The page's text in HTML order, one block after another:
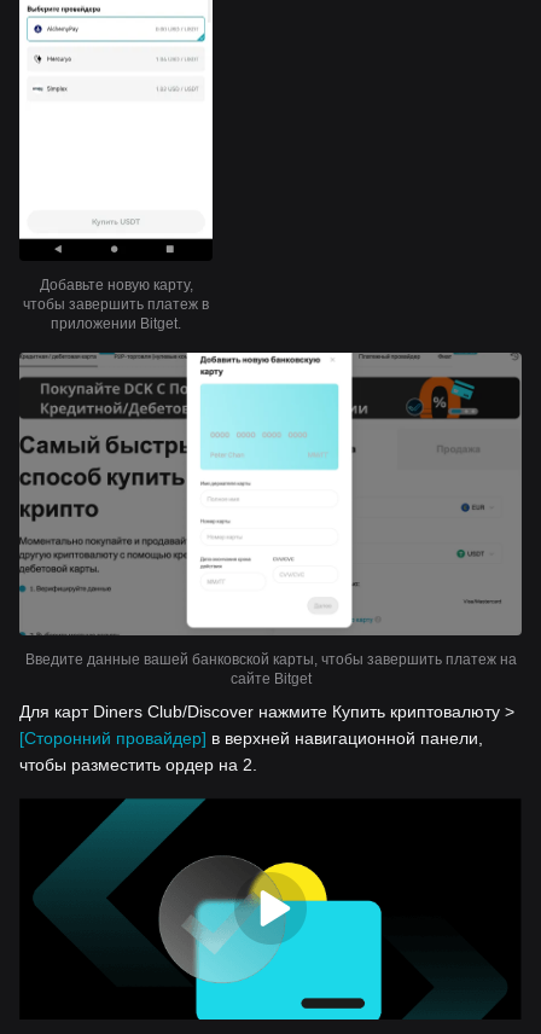
Добавьте новую карту,
чтобы завершить платеж в
приложении Bitget.
Введите данные вашей банковской карты, чтобы завершить платеж на
сайте Bitget
Для карт Diners Club/Discover нажмите Купить криптовалюту >
[Сторонний провайдер] в верхней навигационной панели,
чтобы разместить ордер на 2.